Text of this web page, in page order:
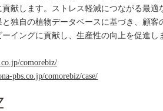
献します。ストレス軽減につながる最
独自の植物データベースに基づき、顧
イングに貢献し、生産性の向上を促進し
comorebiz/
pbs.co.jp/comorebiz/case/